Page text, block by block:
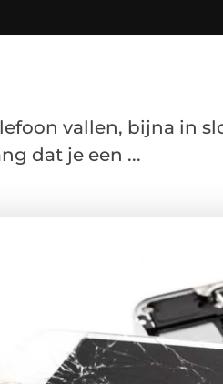
vallen, bijna in
dat je een ...